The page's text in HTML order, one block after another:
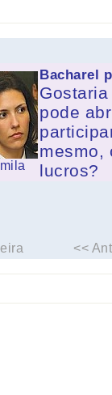
Bacharel
pode
mesmo,
lucros?
<<